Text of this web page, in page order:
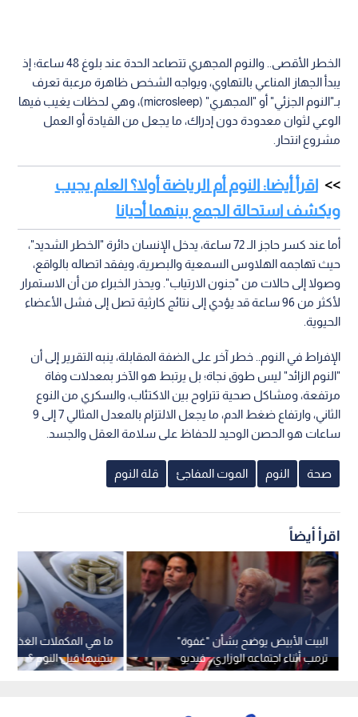
الخطر الأقصى.. والنوم المجهري تتصاعد الحدة عند بلوغ 48 ساعة؛ إذ
يبدأ الجهاز المناعي بالتهاوي، ويواجه الشخص ظاهرة مرعبة تعرف
بـ"النوم الجزئي" أو "المجهري" (microsleep)، وهي لحظات يغيب فيها
الوعي لثوان معدودة دون إدراك، ما يجعل من القيادة أو العمل
مشروع انتحار.
اقرأ أيضا: النوم أم الرياضة أولا؟ العلم يجيب
ويكشف استحالة الجمع بينهما أحيانا
أما عند كسر حاجز الـ 72 ساعة، يدخل الإنسان دائرة "الخطر الشديد"،
حيث تهاجمه الهلاوس السمعية والبصرية، ويفقد اتصاله بالواقع،
وصولا إلى حالات من "جنون الارتياب". ويحذر الخبراء من أن الاستمرار
لأكثر من 96 ساعة قد يؤدي إلى نتائج كارثية تصل إلى فشل الأعضاء
الحيوية.
الإفراط في النوم.. خطر آخر على الضفة المقابلة، ينبه التقرير إلى أن
"النوم الزائد" ليس طوق نجاة؛ بل يرتبط هو الآخر بمعدلات وفاة
مرتفعة، ومشاكل صحية تتراوح بين الاكتئاب، والسكري من النوع
الثاني، وارتفاع ضغط الدم، ما يجعل الالتزام بالمعدل المثالي 7 إلى 9
ساعات هو الحصن الوحيد للحفاظ على سلامة العقل والجسد.
صحة النوم الموت المفاجئ قلة النوم
اقرأ أيضاً
ما هي المكملات
بتجنبها قبل النوم ؟
البيت الأبيض يوضح بشأن "غفوة"
ترمب أثناء اجتماعه الوزاري.. فيديو